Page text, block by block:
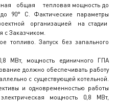
общая тепловая мощность до
90° С. Фактические параметры
организацией на стадии
с Заказчиком.
топливо. Запуск без запального
МВт, мощность единичного ГПА
должно обеспечивать работу
с существующей котельной.
и одновременностью работы
мощность 0,8 МВт,